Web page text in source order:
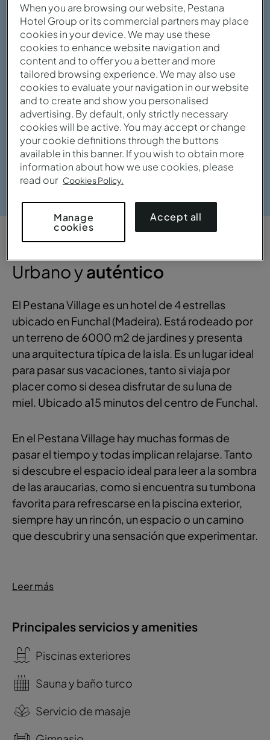
Ver galería
VISTA GENERAL
Urbano yauténtico
El Pestana Village es un hotel de 4 estrellas
ubicado en Funchal (Madeira). Está rodeado por
un terreno de 6000 m2 de jardines y presenta
una arquitectura típica de la isla. Es un lugar ideal
para pasar sus vacaciones, tanto si viaja por
placer como si desea disfrutar de su luna de
miel. Ubicado a15 minutos del centro de Funchal.
En el Pestana Village hay muchas formas de
pasar el tiempo y todas implican relajarse. Tanto
si descubre el espacio ideal para leer a la sombra
de las araucarias, como si encuentra su tumbona
favorita para refrescarse en la piscina exterior,
siempre hay un rincón, un espacio o un camino
que descubrir y una sensación que experimentar.
Leer más
Principales servicios y amenities
Piscinas exteriores
Sauna y baño turco
Servicio de masaje
When you are browsing our website, Pestana
Hotel Group or its commercial partners may place
cookies in your device. We may use these
cookies to enhance website navigation and
content and to offer you a better and more
tailored browsing experience. We may also use
cookies to evaluate your navigation in our website
and to create and show you personalised
advertising. By default, only strictly necessary
cookies will be active. You may accept or change
your cookie definitions through the buttons
available in this banner. If you wish to obtain more
information about how we use cookies, please
read our Cookies Policy.
Manage
cookies
Accept all